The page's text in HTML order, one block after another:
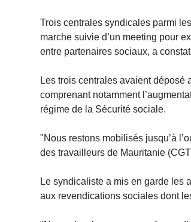
Trois centrales syndicales parmi
marche suivie d’un meeting pour
entre partenaires sociaux, a
Les trois centrales avaient déposé
comprenant notamment
régime de la Sécurité sociale.
"Nous restons mobilisés jusqu’à
des travailleurs de Mauritanie
Le syndicaliste a mis en garde les
aux revendications sociales dont